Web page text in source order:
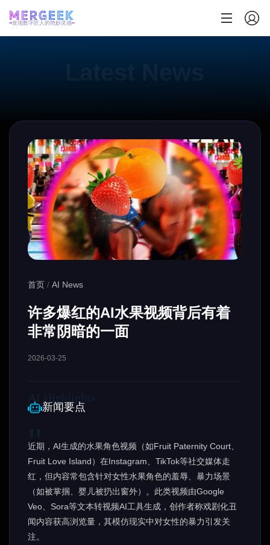
发现数字匠人的绝妙灵感
首页 / AI News
许多爆红的AI水果视频背后有着
非常阴暗的一面
2026-03-25
新闻要点
近期，AI生成的水果角色视频（如Fruit Paternity Court、
Fruit Love Island）在Instagram、TikTok等社交媒体走
红，但内容常包含针对女性水果角色的羞辱、暴力场景
（如被掌掴、婴儿被扔出窗外）。此类视频由Google
Veo、Sora等文本转视频AI工具生成，创作者称戏剧化丑
闻内容获高浏览量，其模仿现实中对女性的暴力引发关
注。